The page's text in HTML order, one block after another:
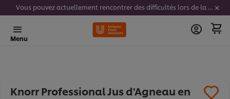
Vous pouvez actuellement rencontrer des difficultés lors de la saisie de vos codes stickers. Nous travaillons activement à résoudre ce problème.
Menu
Knorr Professional Jus d'Agneau en